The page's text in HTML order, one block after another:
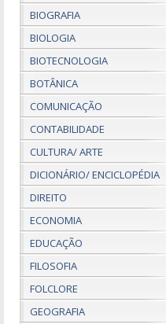
BIOGRAFIA
BIOLOGIA
BIOTECNOLOGIA
BOTÂNICA
COMUNICAÇÃO
CONTABILIDADE
CULTURA/ ARTE
DICIONÁRIO/ ENCICLOPÉDIA
DIREITO
ECONOMIA
EDUCAÇÃO
FILOSOFIA
FOLCLORE
GEOGRAFIA